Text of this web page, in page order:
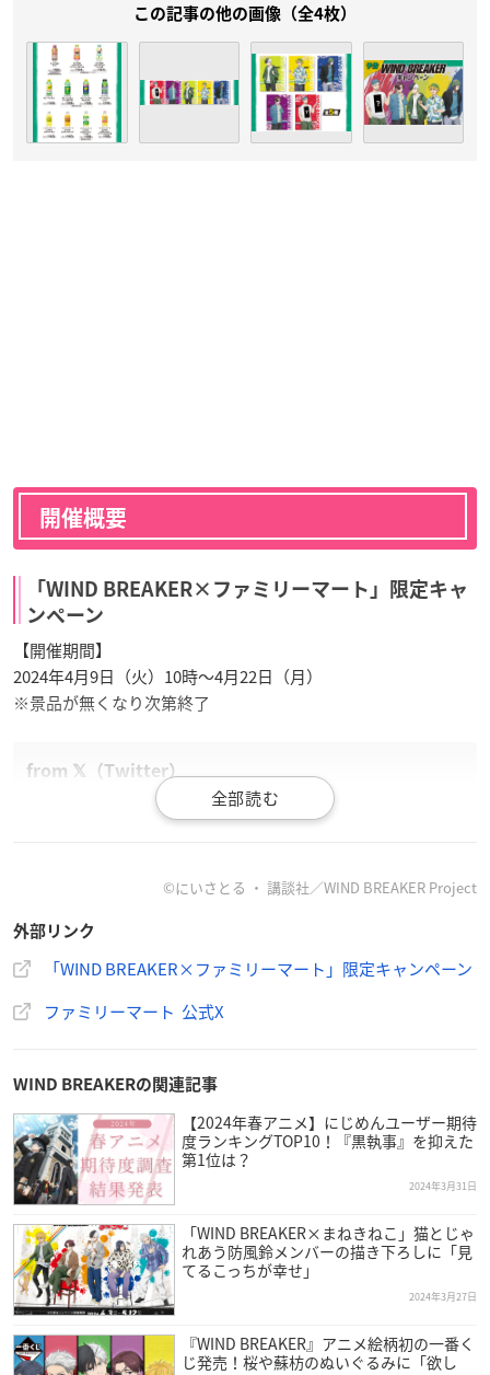
この記事の他の画像（全4枚）
開催概要
「WIND BREAKER×ファミリーマート」限定キャ
ンペーン
【開催期間】
2024年4月9日（火）10時〜4月22日（月）
※景品が無くなり次第終了
ファミリーマート限定キャンペーン開催
オリジナルグッズがもらえる🌸
梅宮のTシャツに描かれた文字をコメントしてね！
niptFpADGV pic.twitter.com/KFf3QFThBN
©にいさとる ・ 講談社／WIND BREAKER Project
外部リンク
「WIND BREAKER×ファミリーマート」限定キャンペーン
ファミリーマート 公式X
WIND BREAKERの関連記事
【2024年春アニメ】にじめんユーザー期待
度ランキングTOP10！『黒執事』を抑えた
第1位は？
2024年3月31日
「WIND BREAKER×まねきねこ」猫とじゃ
れあう防風鈴メンバーの描き下ろしに「見
てるこっちが幸せ」
2024年3月27日
『WIND BREAKER』アニメ絵柄初の一番く
じ発売！桜や蘇枋のぬいぐるみに「欲し